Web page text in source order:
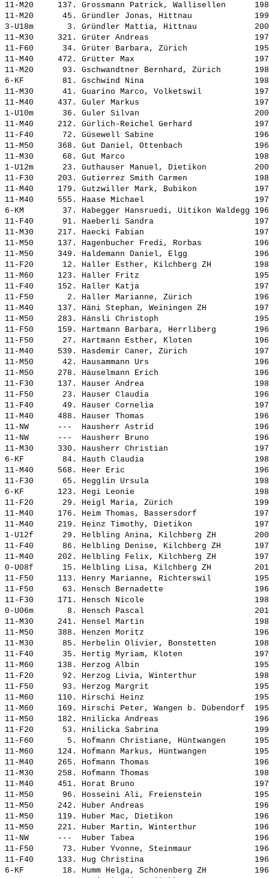
11-M20     137. Grossmann Patrick, Wallisellen
11-M20      45. Gründler Jonas, Hittnau
3-U18m       3. Gründler Mattia, Hittnau
11-M30     321. Grüter Andreas
11-F60      34. Grüter Barbara, Zürich
11-M40     472. Grütter Max
11-M20      93. Gschwandtner Bernhard, Zürich
6-KF        81. Gschwind Nina
11-M30      41. Guarino Marco, Volketswil
11-M40     437. Guler Markus
1-U10m      36. Guler Silvan
11-M40     212. Gürlich-Reichel Gerhard
11-F40      72. Güsewell Sabine
11-M50     368. Gut Daniel, Ottenbach
11-M30      68. Gut Marco
1-U12m      23. Guthauser Manuel, Dietikon
11-F30     203. Gutierrez Smith Carmen
11-M40     179. Gutzwiller Mark, Bubikon
11-M40     555. Haase Michael
6-KM        37. Habegger Hansruedi, Uitikon Waldegg
11-F40      91. Haeberli Sandra
11-M30     217. Haecki Fabian
11-M50     137. Hagenbucher Fredi, Rorbas
11-M50     349. Haldemann Daniel, Elgg
11-F20      12. Haller Esther, Kilchberg ZH
11-M60     123. Haller Fritz
11-F40     152. Haller Katja
11-F50       2. Haller Marianne, Zürich
11-M40     137. Häni Stephan, Weiningen ZH
11-M50     283. Hänsli Christoph
11-F50     159. Hartmann Barbara, Herrliberg
11-F50      27. Hartmann Esther, Kloten
11-M40     539. Hasdemir Caner, Zürich
11-M50      42. Hausammann Urs
11-M50     278. Häuselmann Erich
11-F30     137. Hauser Andrea
11-F50      23. Hauser Claudia
11-F40      49. Hauser Cornelia
11-M40     488. Hauser Thomas
11-NW      --- Hausherr Astrid
11-NW      --- Hausherr Bruno
11-M30     330. Hausherr Christian
6-KF        84. Hauth Claudia
11-M40     568. Heer Eric
11-F30      65. Hegglin Ursula
6-KF       123. Hegi Leonie
11-F20      29. Heigl Maria, Zürich
11-M40     176. Heim Thomas, Bassersdorf
11-M40     219. Heinz Timothy, Dietikon
1-U12f      29. Helbling Anina, Kilchberg ZH
11-F40      86. Helbling Denise, Kilchberg ZH
11-M40     202. Helbling Felix, Kilchberg ZH
0-U08f      15. Helbling Lisa, Kilchberg ZH
11-F50     113. Henry Marianne, Richterswil
11-F50      63. Hensch Bernadette
11-F30     171. Hensch Nicole
0-U06m       8. Hensch Pascal
11-M30     241. Hensel Martin
11-M50     388. Henzen Moritz
11-M30      85. Herbelin Olivier, Bonstetten
11-F40      35. Hertig Myriam, Kloten
11-M60     138. Herzog Albin
11-F20      92. Herzog Livia, Winterthur
11-F50      93. Herzog Margrit
11-M60     110. Hirschi Heinz
11-M60     169. Hirschi Peter, Wangen b. Dübendorf
11-M50     182. Hnilicka Andreas
11-F20      53. Hnilicka Sabrina
11-F60       5. Hofmann Christiane, Hüntwangen
11-M60     124. Hofmann Markus, Hüntwangen
11-M40     265. Hofmann Thomas
11-M30     258. Hofmann Thomas
11-M40     451. Horat Bruno
11-M50      96. Hosseini Ali, Freienstein
11-M50     242. Huber Andreas
11-M50     119. Huber Mac, Dietikon
11-M50     221. Huber Martin, Winterthur
11-NW      --- Huber Tabea
11-F50      73. Huber Yvonne, Steinmaur
11-F40     133. Hug Christina
6-KF        18. Humm Helga, Schönenberg ZH